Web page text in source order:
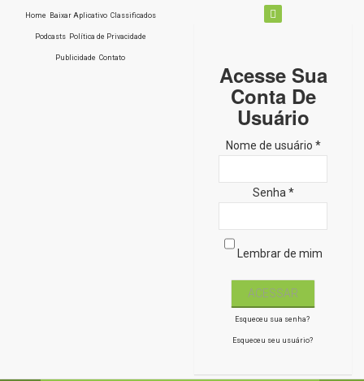
Home Baixar Aplicativo Classificados
Podcasts Política de Privacidade
Publicidade Contato
Acesse Sua
Conta De
Usuário
Nome de usuário *
Senha *
Lembrar de mim
Esqueceu sua senha?
Esqueceu seu usuário?